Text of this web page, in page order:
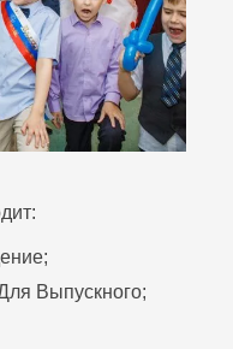
Выпускного;